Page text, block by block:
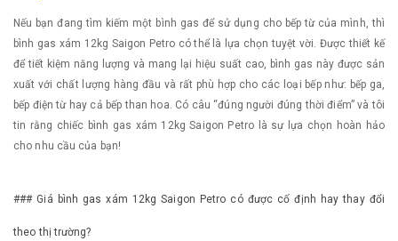
Nếu bạn đang tìm kiếm một bình gas để sử dụng cho bếp từ của mình, thì
bình gas xám 12kg Saigon Petro có thể là lựa chọn tuyệt vời. Được thiết kế
để tiết kiệm năng lượng và mang lại hiệu suất cao, bình gas này được sản
xuất với chất lượng hàng đầu và rất phù hợp cho các loại bếp như: bếp ga,
bếp điện từ hay cả bếp than hoa. Có câu “đúng người đúng thời điểm” và tôi
tin rằng chiếc bình gas xám 12kg Saigon Petro là sự lựa chọn hoàn hảo
cho nhu cầu của bạn!
### Giá bình gas xám 12kg Saigon Petro có được cố định hay thay đổi
theo thị trường?